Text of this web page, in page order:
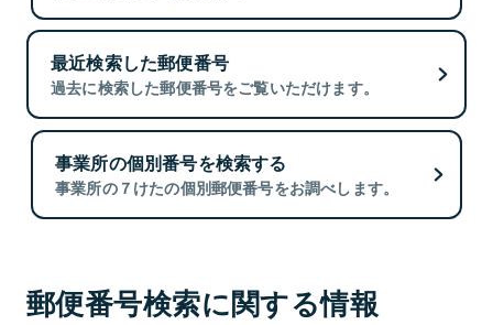
最近検索した郵便番号
過去に検索した郵便番号をご覧いただけます。
事業所の個別番号を検索する
事業所の７けたの個別郵便番号をお調べします。
郵便番号検索に関する情報